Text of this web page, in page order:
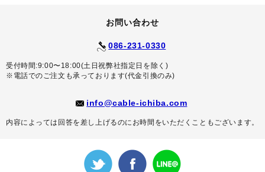
お問い合わせ
086-231-0330
受付時間:9:00〜18:00(土日祝弊社指定日を除く)
※電話でのご注文も承っております(代金引換のみ)
info@cable-ichiba.com
内容によっては回答を差し上げるのにお時間をいただくこともございます。